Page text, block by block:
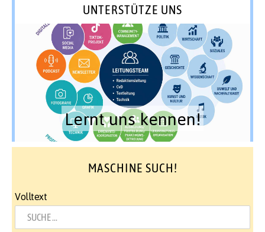
UNTERSTÜTZE UNS
Lernt uns kennen!
MASCHINE SUCH!
Volltext